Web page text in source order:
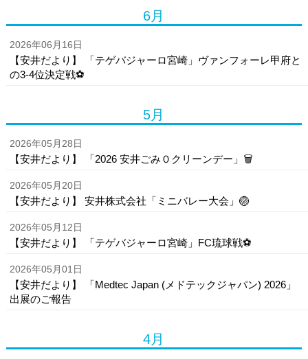
6月
2026年06月16日
【安井だより】 「テゲバジャーロ宮崎」ヴァンフォーレ甲府と
の3-4位決定戦⚽
5月
2026年05月28日
【安井だより】 「2026 安井ごみ０クリーンデー」🗑️
2026年05月20日
【安井だより】 安井株式会社「ミニバレー大会」🏐
2026年05月12日
【安井だより】 「テゲバジャーロ宮崎」FC琉球戦⚽
2026年05月01日
【安井だより】 「Medtec Japan (メドテックジャパン) 2026」
出展のご報告
4月